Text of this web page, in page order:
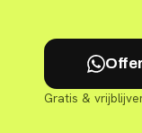
Gratis &